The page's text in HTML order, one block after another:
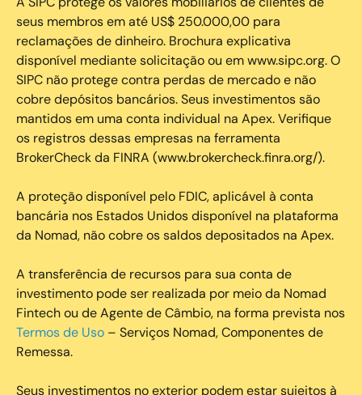
seus membros em até US$ 250.000,00 para
reclamações de dinheiro. Brochura explicativa
disponível mediante solicitação ou em www.sipc.org. O
SIPC não protege contra perdas de mercado e não
cobre depósitos bancários. Seus investimentos são
mantidos em uma conta individual na Apex. Verifique
os registros dessas empresas na ferramenta
BrokerCheck da FINRA (www.brokercheck.finra.org/).
A proteção disponível pelo FDIC, aplicável à conta
bancária nos Estados Unidos disponível na plataforma
da Nomad, não cobre os saldos depositados na Apex.
A transferência de recursos para sua conta de
investimento pode ser realizada por meio da Nomad
Fintech ou de Agente de Câmbio, na forma prevista nos
Termos de Uso – Serviços Nomad, Componentes de
Remessa.
Seus investimentos no exterior podem estar sujeitos à